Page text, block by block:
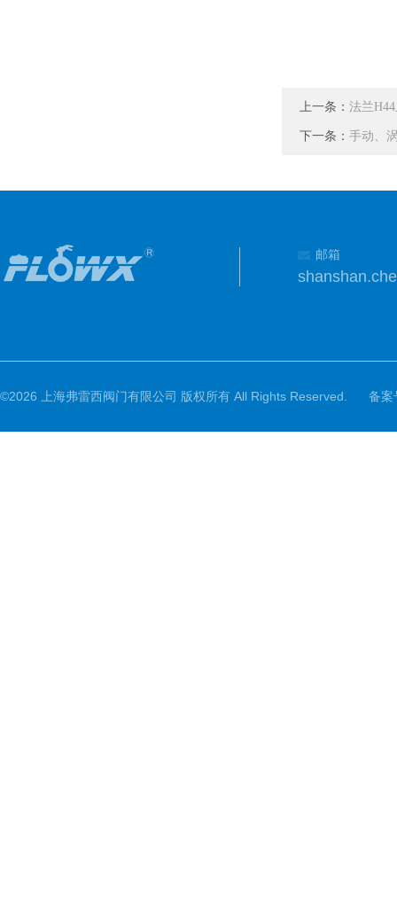
上一条： 法兰
下一条： 手动、
邮箱
©2026 上海弗雷西阀门有限公司 版权所有 All Rights Reserved. 备案